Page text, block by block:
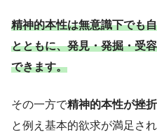
精神的本性は無意識下でも
とともに、発見・発掘・受
できます。
その一方で精神的本性が挫折
と例え基本的欲求が満足さ